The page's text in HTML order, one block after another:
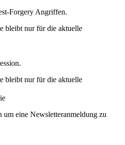
Forgery Angriffen.
bleibt nur für die aktuelle
bleibt nur für die aktuelle
um eine Newsletteranmeldung zu